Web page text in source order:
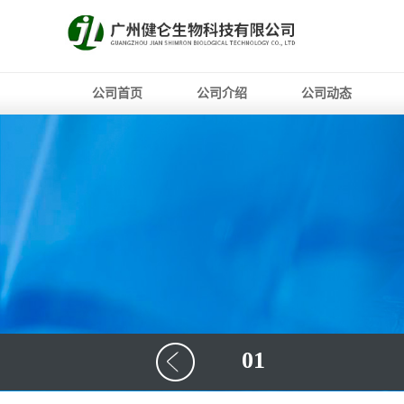
公司首页 公司介绍 公司动态
01